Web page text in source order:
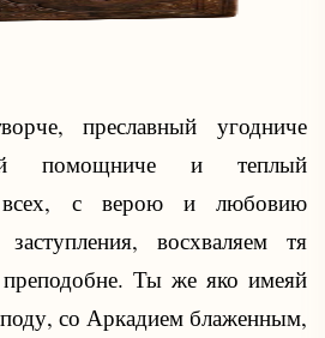
преславный угодниче
помощниче и теплый
всех, с верою и любовию
восхваляем тя
Ты же яко имеяй
со Аркадием блаженным,